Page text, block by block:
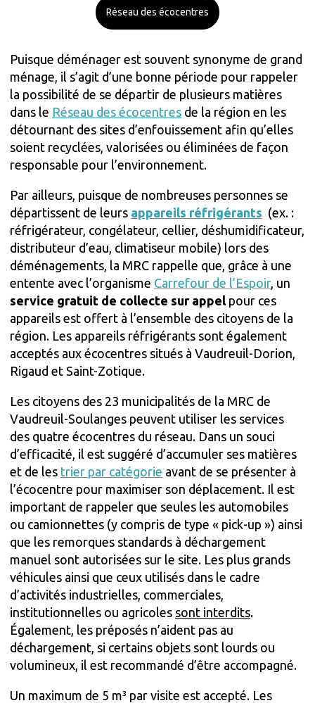
Réseau des écocentres
Puisque déménager est souvent synonyme de grand
ménage, il s’agit d’une bonne période pour rappeler
la possibilité de se départir de plusieurs matières
dans le Réseau des écocentres de la région en les
détournant des sites d’enfouissement afin qu’elles
soient recyclées, valorisées ou éliminées de façon
responsable pour l’environnement.
Par ailleurs, puisque de nombreuses personnes se
départissent de leurs appareils réfrigérants (ex. :
réfrigérateur, congélateur, cellier, déshumidificateur,
distributeur d’eau, climatiseur mobile) lors des
déménagements, la MRC rappelle que, grâce à une
entente avec l’organisme Carrefour de l’Espoir, un
service gratuit de collecte sur appel pour ces
appareils est offert à l’ensemble des citoyens de la
région. Les appareils réfrigérants sont également
acceptés aux écocentres situés à Vaudreuil-Dorion,
Rigaud et Saint-Zotique.
Les citoyens des 23 municipalités de la MRC de
Vaudreuil-Soulanges peuvent utiliser les services
des quatre écocentres du réseau. Dans un souci
d’efficacité, il est suggéré d’accumuler ses matières
et de les trier par catégorie avant de se présenter à
l’écocentre pour maximiser son déplacement. Il est
important de rappeler que seules les automobiles
ou camionnettes (y compris de type « pick-up ») ainsi
que les remorques standards à déchargement
manuel sont autorisées sur le site. Les plus grands
véhicules ainsi que ceux utilisés dans le cadre
d’activités industrielles, commerciales,
institutionnelles ou agricoles sont interdits.
Également, les préposés n’aident pas au
déchargement, si certains objets sont lourds ou
volumineux, il est recommandé d’être accompagné.
Un maximum de 5 m³ par visite est accepté. Les